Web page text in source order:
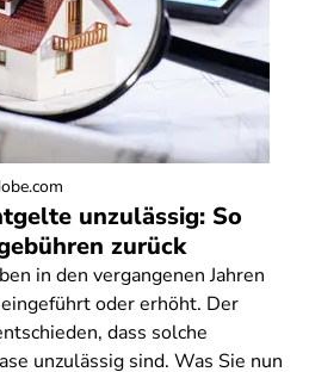
unzulässig: So
zurück
in den vergangenen Jahren
oder erhöht. Der
dass solche
unzulässig sind. Was Sie nun